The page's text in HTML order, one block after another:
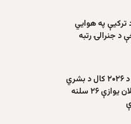
ترکیې په هوايي
جنرالۍ رتبه
اوچا: د افغانستان د ۲۰۲۶ کال د بشري
مرستو د غبرګون پلان یوازې ۲۶ سلنه